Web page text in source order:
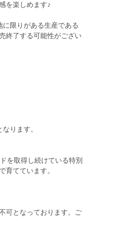
を楽しめます♪
限りがある生産である
終了する可能性がござい
ります。
を取得し続けている特別
育てています。
可となっております。ご